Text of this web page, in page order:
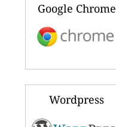
Google Chrome
Wordpress